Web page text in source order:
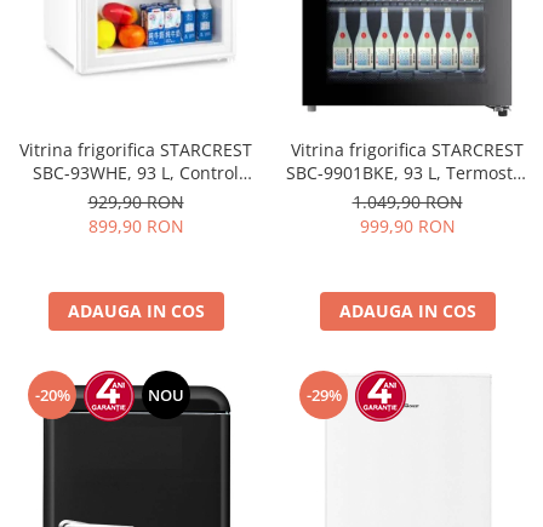
Vitrina frigorifica STARCREST
SBC-93WHE, 93 L, Control
temperatura, Usa sticla, H
83.2 cm, Alb
929,90 RON
899,90 RON
ADAUGA IN COS
Vitrina frigorifica STARCREST
SBC-9901BKE, 93 L, Termostat
reglabil, Iluminare LED, Usa
sticla, H 84.5 cm, Negru
1.049,90 RON
999,90 RON
ADAUGA IN COS
-20% NOU -29%